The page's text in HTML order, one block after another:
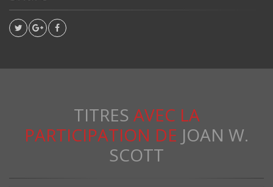
TITRES AVEC LA
PARTICIPATION DE JOAN W.
SCOTT